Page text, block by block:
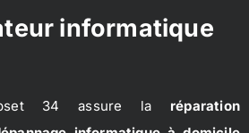
informatique
34 assure la réparation